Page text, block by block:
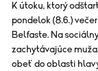
K útoku, ktorý
pondelok (8.6.)
Belfaste. Na
zachytávajúce
obeť do oblasti